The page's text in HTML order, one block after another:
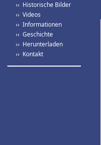
›› Historische Bilder
›› Videos
›› Informationen
›› Geschichte
›› Herunterladen
›› Kontakt